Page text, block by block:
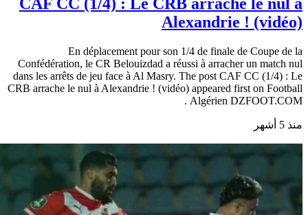
CAF CC (1/4) : Le CRB arrache le nul à
Alexandrie ! (vidéo)
En déplacement pour son 1/4 de finale de Coupe de la
Confédération, le CR Belouizdad a réussi à arracher un match nul
dans les arrêts de jeu face à Al Masry. The post CAF CC (1/4) : Le
CRB arrache le nul à Alexandrie ! (vidéo) appeared first on Football
Algérien DZFOOT.COM .
منذ 5 أشهر